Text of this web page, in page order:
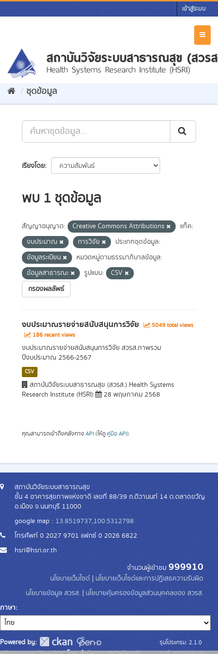
Skip
to
เข้าสู่ระบบ
ชุดข้อมูล
เรียงโดย
พบ 1 ชุดข้อมูล
สัญญาอนุญาต: Creative Commons Attributions
แท็ค:
งบประมาณ
การวิจัย
ประเภทชุดข้อมูล:
ข้อมูลระเบียน
หมวดหมู่ตามธรรมาภิบาลข้อมูล:
ข้อมูลสาธารณะ
รูปแบบ:
CSV
กรองผลลัพธ์
งบประมาณรายจ่ายสนับสนุนการวิจัย
5049 total views
186 recent views
งบประมาณรายจ่ายสนับสนุนการวิจัย สวรส.ภาพรวม
ปีงบประมาณ 2566-2567
CSV
สถาบันวิจัยระบบสาธารณสุข (สวรส.) Health Systems
Research Institute (HSRI)
28 พฤษภาคม 2568
คุณสามารถเข้าถึงคลังทาง API (ให้ดู คู่มือ API).
สถาบันวิจัยระบบสาธารณสุข
ชั้น 4 อาคารสุขภาพแห่งชาติ เลขที่ 88/39 ถ.ติวานนท์ 14 ต.ตลาดขวัญ
อ.เมือง จ.นนทบุรี 11000
google map : 13.8519737,100.5312798
โทรศัพท์ 0 2027 9701 แฟกซ์ 0 2026 6822
hsri@hsri.or.th
จำนวนผู้เข้าชม 999910
นโยบายเว็บไซต์ | นโยบายเว็บไซต์และการปฏิเสธความรับผิด
นโยบายข้อมูล สวรส. | นโยบายคุ้มครองข้อมูลส่วนบุคคลของ สวรส.
ภาษา
Powered by:
รุ่นโปรแกรม: 2.1.0